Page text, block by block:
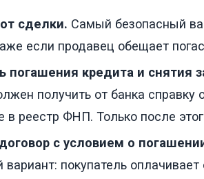
сделки. Самый безопасный
если продавец обещает
погашения кредита и снятия
получить от банка справку
в реестр ФНП. Только после
с условием о
вариант: покупатель